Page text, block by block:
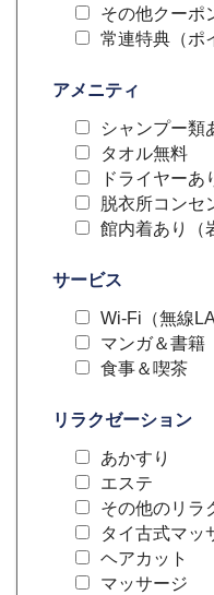
その他クーポ
常連特典（ポ
アメニティ
シャンプー類
タオル無料
ドライヤーあ
脱衣所コンセ
館内着あり（
サービス
Wi-Fi（無線
マンガ＆書籍
食事＆喫茶
リラクゼーション
あかすり
エステ
その他のリラ
タイ古式マッ
ヘアカット
マッサージ